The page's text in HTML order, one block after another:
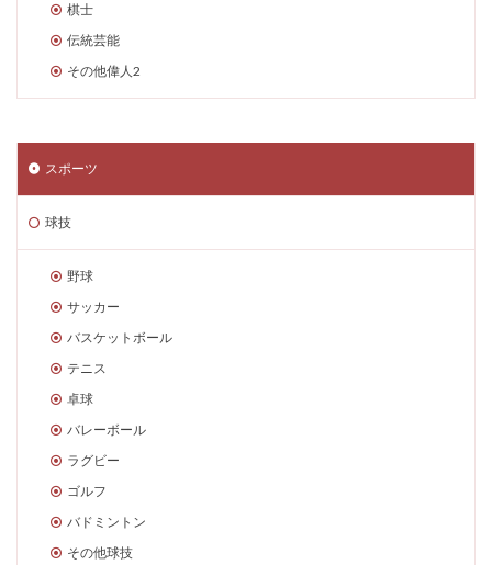
棋士
伝統芸能
その他偉人2
スポーツ
球技
野球
サッカー
バスケットボール
テニス
卓球
バレーボール
ラグビー
ゴルフ
バドミントン
その他球技